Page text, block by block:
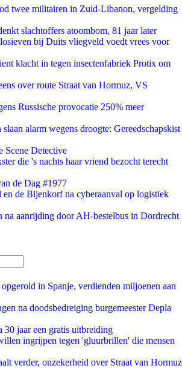
twee militairen in Zuid-Libanon, vergelding
slachtoffers atoombom, 81 jaar later
bij Duits vliegveld voedt vrees voor
klacht in tegen insectenfabriek Protix om
over route Straat van Hormuz, VS
Russische provocatie 250% meer
slaan alarm wegens droogte: Gereedschapskist
Scene Detective
die 's nachts haar vriend bezocht terecht
de Dag #1977
de Bijenkorf na cyberaanval op logistiek
na aanrijding door AH-bestelbus in Dordrecht
in Spanje, verdienden miljoenen aan
na doodsbedreiging burgemeester Depla
30 jaar een gratis uitbreiding
ingrijpen tegen 'gluurbrillen' die mensen
verder, onzekerheid over Straat van Hormuz